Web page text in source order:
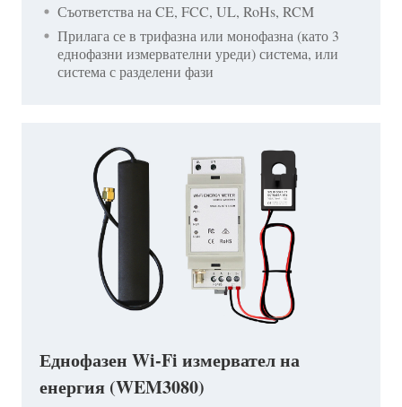
Съответства на CE, FCC, UL, RoHs, RCM
Прилага се в трифазна или монофазна (като 3
еднофазни измервателни уреди) система, или
система с разделени фази
Еднофазен Wi-Fi измервател на
енергия (WEM3080)